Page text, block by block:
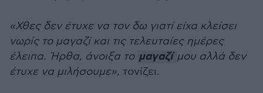
«Χθες δεν έτυχε να τον δω γιατί είχα κλείσει
νωρίς το μαγαζί και τις τελευταίες ημέρες
έλειπα. Ήρθα, άνοιξα το μαγαζί μου αλλά δεν
έτυχε να μιλήσουμε», τονίζει.